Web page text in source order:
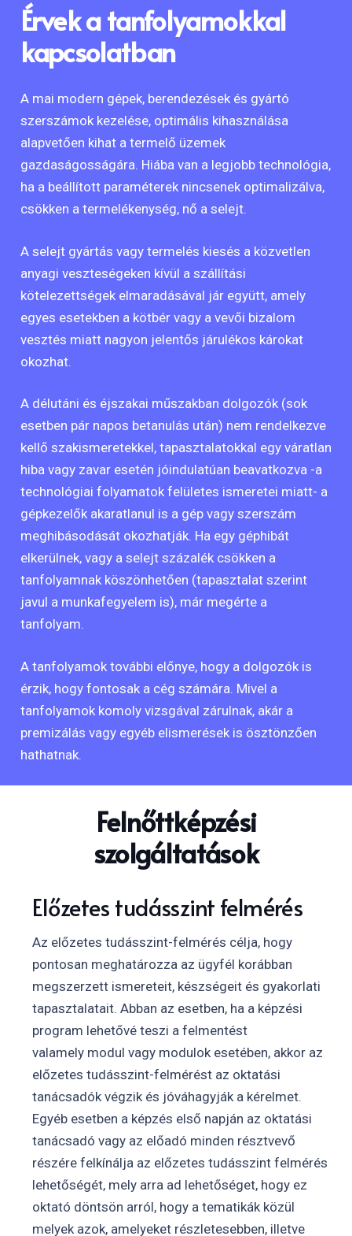
Érvek a tanfolyamokkal
kapcsolatban
A mai modern gépek, berendezések és gyártó
szerszámok kezelése, optimális kihasználása
alapvetően kihat a termelő üzemek
gazdaságosságára. Hiába van a legjobb technológia,
ha a beállított paraméterek nincsenek optimalizálva,
csökken a termelékenység, nő a selejt.
A selejt gyártás vagy termelés kiesés a közvetlen
anyagi veszteségeken kívül a szállítási
kötelezettségek elmaradásával jár együtt, amely
egyes esetekben a kötbér vagy a vevői bizalom
vesztés miatt nagyon jelentős járulékos károkat
okozhat.
A délutáni és éjszakai műszakban dolgozók (sok
esetben pár napos betanulás után) nem rendelkezve
kellő szakismeretekkel, tapasztalatokkal egy váratlan
hiba vagy zavar esetén jóindulatúan beavatkozva -a
technológiai folyamatok felületes ismeretei miatt- a
gépkezelők akaratlanul is a gép vagy szerszám
meghibásodását okozhatják. Ha egy géphibát
elkerülnek, vagy a selejt százalék csökken a
tanfolyamnak köszönhetően (tapasztalat szerint
javul a munkafegyelem is), már megérte a
tanfolyam.
A tanfolyamok további előnye, hogy a dolgozók is
érzik, hogy fontosak a cég számára. Mivel a
tanfolyamok komoly vizsgával zárulnak, akár a
premizálás vagy egyéb elismerések is ösztönzően
hathatnak.
Felnőttképzési
szolgáltatások
Előzetes tudásszint felmérés
Az előzetes tudásszint-felmérés célja, hogy
pontosan meghatározza az ügyfél korábban
megszerzett ismereteit, készségeit és gyakorlati
tapasztalatait. Abban az esetben, ha a képzési
program lehetővé teszi a felmentést
valamely modul vagy modulok esetében, akkor az
előzetes tudásszint-felmérést az oktatási
tanácsadók végzik és jóváhagyják a kérelmet.
Egyéb esetben a képzés első napján az oktatási
tanácsadó vagy az előadó minden résztvevő
részére felkínálja az előzetes tudásszint felmérés
lehetőségét, mely arra ad lehetőséget, hogy ez
oktató döntsön arról, hogy a tematikák közül
melyek azok, amelyeket részletesebben, illetve